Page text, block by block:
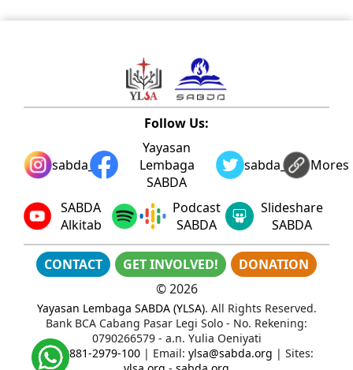
Follow Us:
sabda_ylsa
Yayasan
Lembaga
SABDA
sabda_ylsaMores
SABDA
Alkitab
Podcast
SABDA
Slideshare
SABDA
CONTACT GET INVOLVED!
DONATION
©2026
Yayasan Lembaga SABDA (YLSA). All Rights Reserved.
Bank BCA Cabang Pasar Legi Solo - No. Rekening:
0790266579 - a.n. Yulia Oeniyati
WA:0881-2979-100| Email: ylsa@sabda.org | Sites: